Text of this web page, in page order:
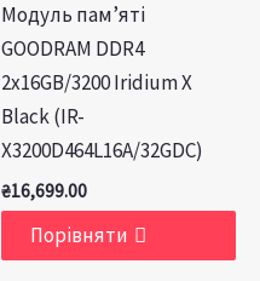
Модуль пам’яті
GOODRAM DDR4
2x16GB/3200 Iridium X
Black (IR-
X3200D464L16A/32GDC)
₴16,699.00
Порівняти